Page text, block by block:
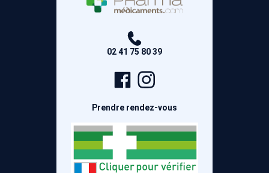
02 41 75 80 39
Page
Facebook
Prendre rendez-vous